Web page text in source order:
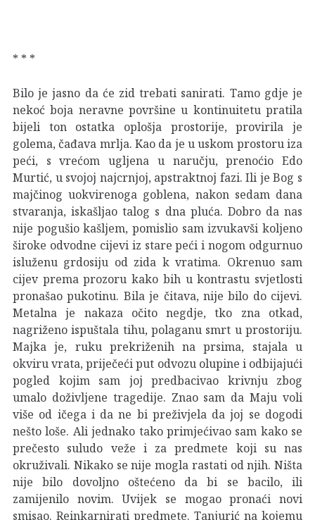
* * *
Bilo je jasno da će zid trebati sanirati. Tamo gdje je
nekoć boja neravne površine u kontinuitetu pratila
bijeli ton ostatka oplošja prostorije, provirila je
golema, čađava mrlja. Kao da je u uskom prostoru iza
peći, s vrećom ugljena u naručju, prenoćio Edo
Murtić, u svojoj najcrnjoj, apstraktnoj fazi. Ili je Bog s
majčinog uokvirenoga goblena, nakon sedam dana
stvaranja, iskašljao talog s dna pluća. Dobro da nas
nije pogušio kašljem, pomislio sam izvukavši koljeno
široke odvodne cijevi iz stare peći i nogom odgurnuo
isluženu grdosiju od zida k vratima. Okrenuo sam
cijev prema prozoru kako bih u kontrastu svjetlosti
pronašao pukotinu. Bila je čitava, nije bilo do cijevi.
Metalna je nakaza očito negdje, tko zna otkad,
nagriženo ispuštala tihu, polaganu smrt u prostoriju.
Majka je, ruku prekriženih na prsima, stajala u
okviru vrata, priječeći put odvozu olupine i odbijajući
pogled kojim sam joj predbacivao krivnju zbog
umalo doživljene tragedije. Znao sam da Maju voli
više od ičega i da ne bi preživjela da joj se dogodi
nešto loše. Ali jednako tako primjećivao sam kako se
prečesto suludo veže i za predmete koji su nas
okruživali. Nikako se nije mogla rastati od njih. Ništa
nije bilo dovoljno oštećeno da bi se bacilo, ili
zamijenilo novim. Uvijek se mogao pronaći novi
smisao. Reinkarnirati predmete. Tanjurić na kojemu